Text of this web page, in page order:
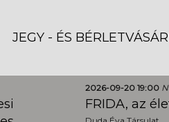
JEGY - ÉS
2026-09-20 19:00
FRIDA, az